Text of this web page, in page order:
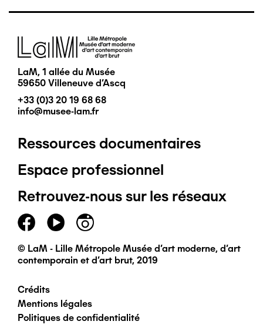
Image
LaM, 1 allée du Musée
59650 Villeneuve d'Ascq
+33 (0)3 20 19 68 68
info@musee-lam.fr
Pied
de
page
principal
Ressources documentaires
Espace professionnel
Retrouvez-nous sur les réseaux
© LaM - Lille Métropole Musée d'art moderne, d'art
contemporain et d'art brut, 2019
Pied
Crédits
Mentions légales
Politiques de confidentialité